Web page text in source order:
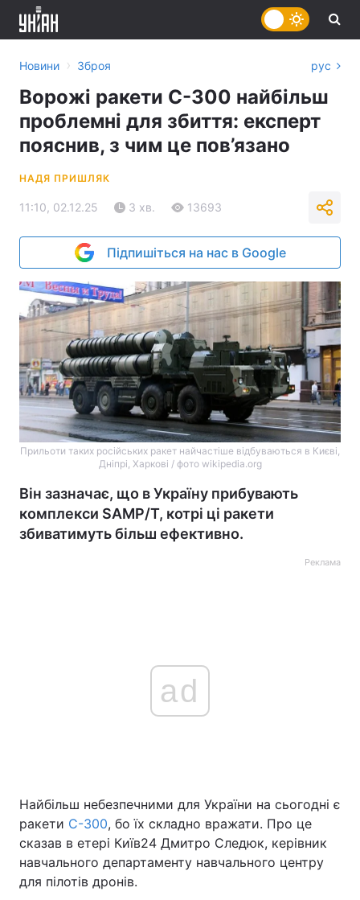
Україна Політика
Економіка Світ
Новини › Зброя рус
Ворожі ракети С-300 найбільш
проблемні для збиття: експерт
пояснив, з чим це пов’язано
НАДЯ ПРИШЛЯК
11:10, 02.12.25 3 хв. 13693
Підпишіться на нас в Google
Прильоти таких російських ракет найчастіше відбуваються в Києві,
Дніпрі, Харкові / фото wikipedia.org
Він зазначає, що в Україну прибувають
комплекси SAMP/T, котрі ці ракети
збиватимуть більш ефективно.
Реклама
ad
Найбільш небезпечними для України на сьогодні є
ракети С-300, бо їх складно вражати. Про це
сказав в етері Київ24 Дмитро Следюк, керівник
навчального департаменту навчального центру
для пілотів дронів.